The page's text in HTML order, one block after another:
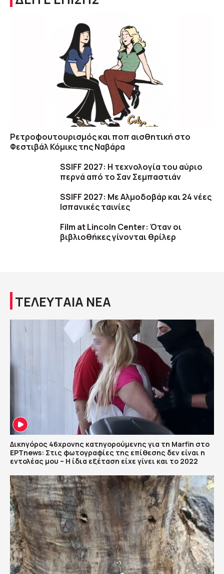
Ρετροφουτουρισμός και ποπ αισθητική στο
Φεστιβάλ Κόμικς της Ναβάρα
SSIFF 2027: Η τεχνολογία του αύριο
περνά από το Σαν Σεμπαστιάν
SSIFF 2027: Με Αλμοδοβάρ και 24 νέες
Ισπανικές ταινίες
Film at Lincoln Center: Όταν οι
βιβλιοθήκες γίνονται θρίλερ
ΤΕΛΕΥΤΑΙΑ ΝΕΑ
Δικηγόρος 46χρονης κατηγορούμενης για τη Marfin στο
ΕΡΤnews: Στις φωτογραφίες της επίθεσης δεν είναι η
εντολέας μου – Η ίδια εξέταση είχε γίνει και το 2022